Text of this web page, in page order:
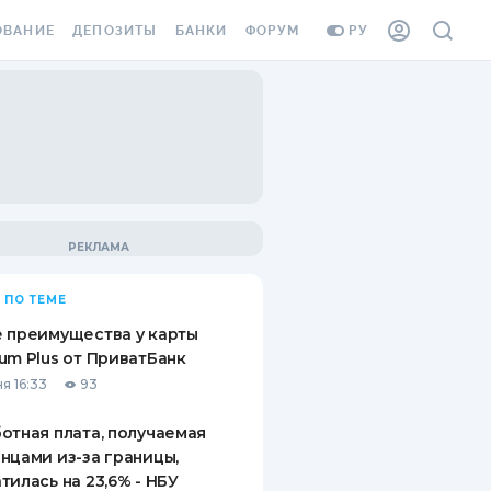
РУ
ВИНЬЕТКА
СОТРУДНИКОВ
ОТ
СЛУЧАЕВ
ДЕПОЗИТЫ
ВОПРОСЫ И ОТВЕТЫ
ПУТЕВОДИТЕЛИ ПО
БАНКИ ФОРУМ
ПО ТЕМЕ
преимущества у карты
Plus от ПриватБанк
16:33 93
плата, получаемая
из-за границы,
на 23,6% - НБУ